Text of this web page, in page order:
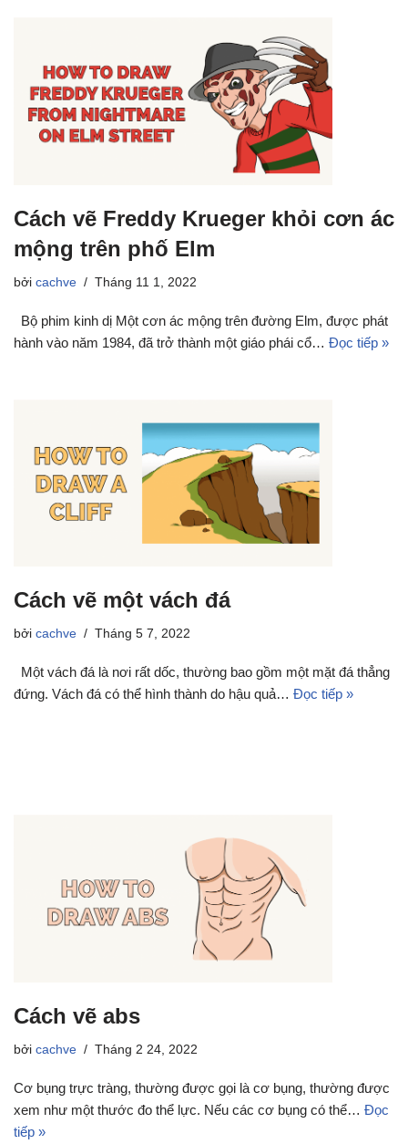
Cách vẽ Freddy Krueger khỏi cơn ác
mộng trên phố Elm
bởi cachve Tháng 11 1, 2022
Bộ phim kinh dị Một cơn ác mộng trên đường Elm, được phát
hành vào năm 1984, đã trở thành một giáo phái cổ… Đọc tiếp »
Cách vẽ một vách đá
bởi cachve Tháng 5 7, 2022
Một vách đá là nơi rất dốc, thường bao gồm một mặt đá thẳng
đứng. Vách đá có thể hình thành do hậu quả… Đọc tiếp »
Cách vẽ abs
bởi cachve Tháng 2 24, 2022
Cơ bụng trực tràng, thường được gọi là cơ bụng, thường được
xem như một thước đo thể lực. Nếu các cơ bụng có thể… Đọc
tiếp »